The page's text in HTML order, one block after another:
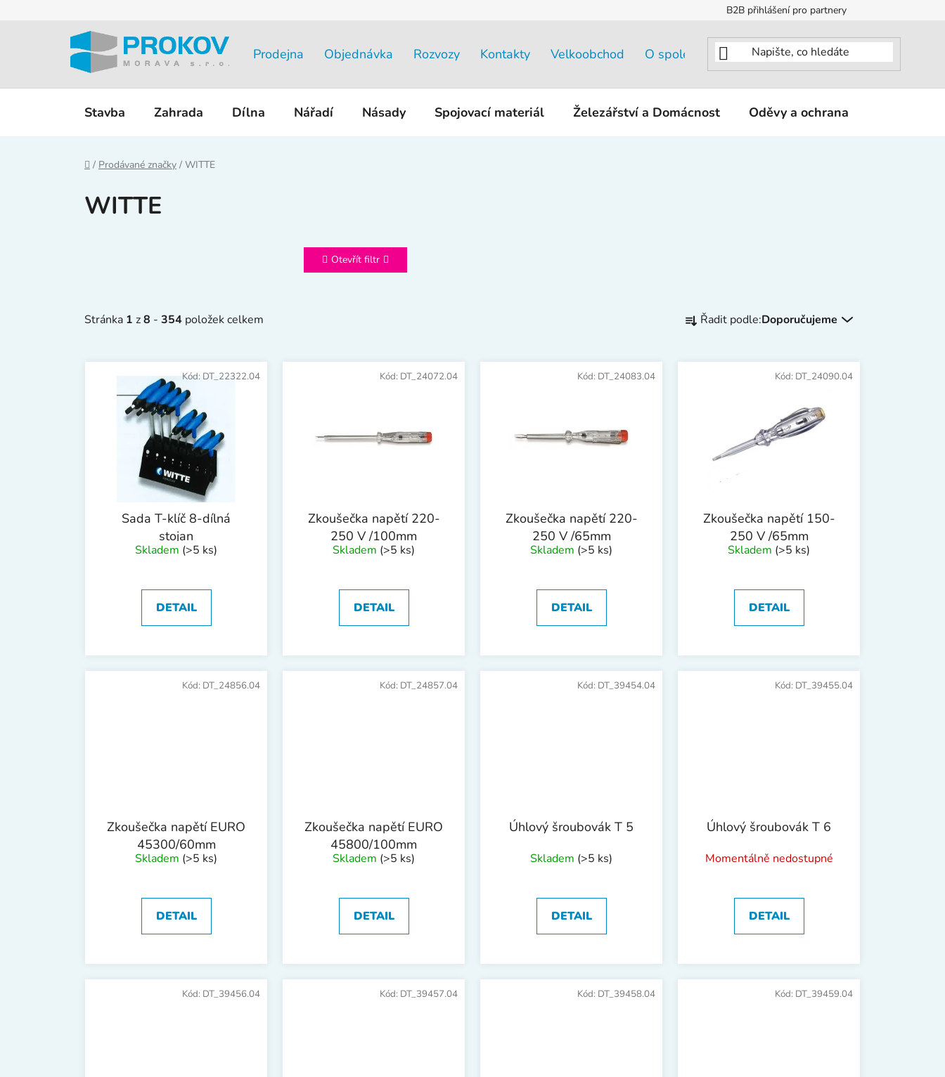
B2B přihlášení pro partnery
Prodejna Objednávka Rozvozy Kontakty Velkoobchod O společnosti
Stavba Zahrada Dílna Nářadí Násady Spojovací materiál Železářství a Domácnost Oděvy a ochrana
Domů
/ Prodávané značky / WITTE
WITTE
Otevřít filtr
Stránka 1 z8 - 354 položek celkem
a
e
Řadit podle:Doporučujeme
V
Sada T-klíč 8-dílná
stojan
Skladem (>5 ks)
DETAIL
Kód: DT_22322.04
Zkoušečka napětí 220-
250 V /100mm
Skladem (>5 ks)
DETAIL
Kód: DT_24072.04
Zkoušečka napětí 220-
250 V /65mm
Skladem (>5 ks)
DETAIL
Kód: DT_24083.04
Zkoušečka napětí 150-
250 V /65mm
Skladem (>5 ks)
DETAIL
Kód: DT_24090.04
Zkoušečka napětí EURO
45300/60mm
Skladem (>5 ks)
DETAIL
Kód: DT_24856.04
Zkoušečka napětí EURO
45800/100mm
Skladem (>5 ks)
DETAIL
Kód: DT_24857.04
Úhlový šroubovák T 5
Skladem (>5 ks)
DETAIL
Kód: DT_39454.04
Úhlový šroubovák T 6
Momentálně nedostupné
DETAIL
Kód: DT_39455.04
Kód: DT_39456.04 Kód: DT_39457.04 Kód: DT_39458.04 Kód: DT_39459.04